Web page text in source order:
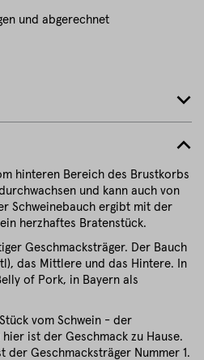
und abgerechnet
hinteren Bereich des Brustkorbs
und kann auch von
Schweinebauch ergibt mit der
herzhaftes Bratenstück.
Geschmacksträger. Der Bauch
das Mittlere und das Hintere. In
of Pork, in Bayern als
vom Schwein - der
ist der Geschmack zu Hause.
der Geschmacksträger Nummer 1.